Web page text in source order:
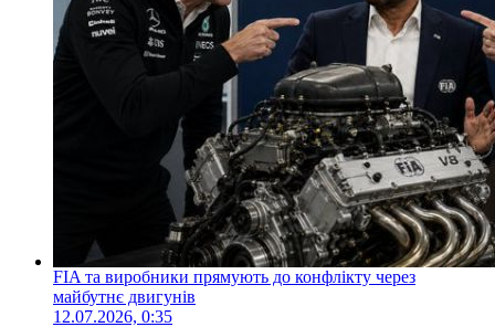
FIA та виробники прямують до конфлікту через
майбутнє двигунів
12.07.2026, 0:35